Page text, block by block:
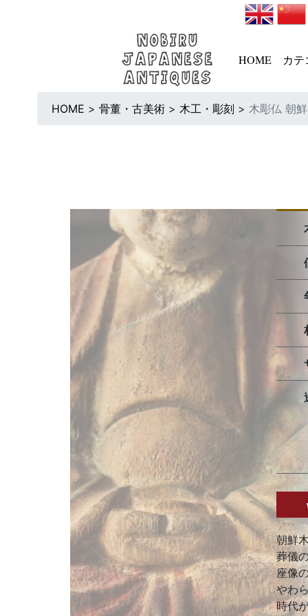
HOME カ
HOME > 骨董・古美術 > 木工・彫刻 > 木彫仏 朝
朝鮮
葬儀
座像
やわ
時代